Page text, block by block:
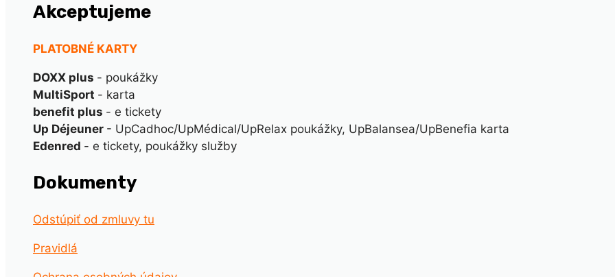
Akceptujeme
PLATOBNÉ KARTY
DOXX plus - poukážky
MultiSport - karta
benefit plus - e tickety
Up Déjeuner - UpCadhoc/UpMédical/UpRelax poukážky, UpBalansea/UpBenefia karta
Edenred - e tickety, poukážky služby
Dokumenty
Odstúpiť od zmluvy tu
Pravidlá